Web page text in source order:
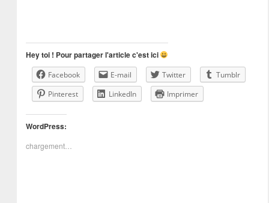
Hey toi ! Pour partager l'article c'est ici
Facebook E-mail Twitter
Tumblr
Pinterest
LinkedIn Imprimer
WordPress:
chargement…